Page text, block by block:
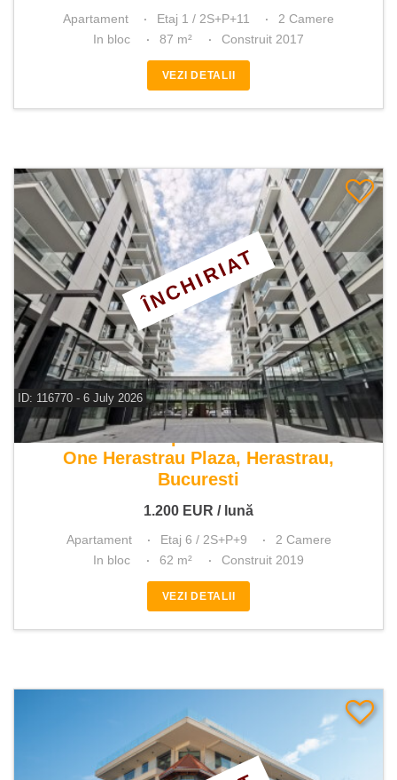
Apartament Etaj 1 / 2S+P+11
2 Camere
In bloc
87 m² Construit 2017
VEZI DETALII
ID: 116770 - 6 July 2026
De inchiriat apartament 2 camere
One Herastrau Plaza, Herastrau,
Bucuresti
1.200 EUR / lună
ÎNCHIRIAT
Apartament Etaj 6 / 2S+P+9
2 Camere
In bloc
62 m² Construit 2019
VEZI DETALII